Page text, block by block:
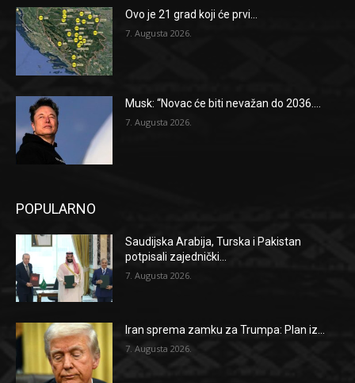
Ovo je 21 grad koji će prvi...
7. Augusta 2026.
Musk: “Novac će biti nevažan do 2036....
7. Augusta 2026.
POPULARNO
Saudijska Arabija, Turska i Pakistan
potpisali zajednički...
7. Augusta 2026.
Iran sprema zamku za Trumpa: Plan iz...
7. Augusta 2026.